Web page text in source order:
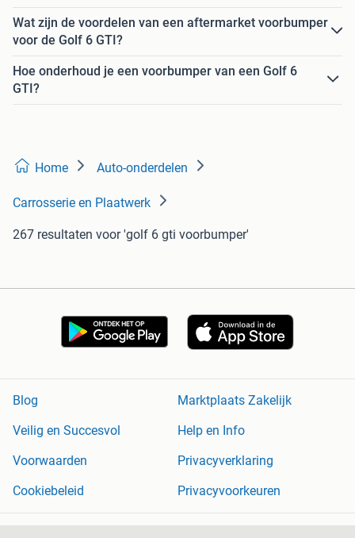
Wat zijn de voordelen van een aftermarket voorbumper
voor de Golf 6 GTI?
Hoe onderhoud je een voorbumper van een Golf 6
GTI?
Home Auto-onderdelen
Carrosserie en Plaatwerk
267 resultaten voor 'golf 6 gti voorbumper'
Blog
Marktplaats Zakelijk
Veilig en Succesvol
Help en Info
Voorwaarden
Privacyverklaring
Cookiebeleid
Privacyvoorkeuren